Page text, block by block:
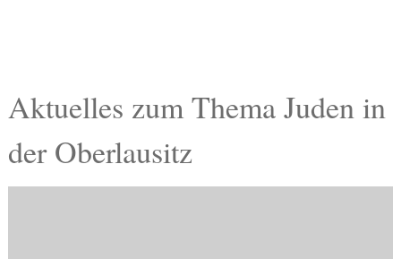
Gesundheit
Kultur
Aktuelles zum Thema Juden in
der Oberlausitz